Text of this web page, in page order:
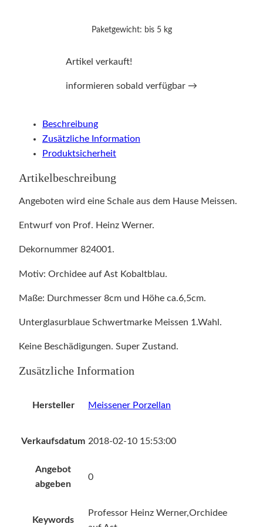
Paketgewicht: bis 5 kg
Artikel verkauft!
informieren sobald verfügbar →
Beschreibung
Zusätzliche Information
Produktsicherheit
Artikelbeschreibung
Angeboten wird eine Schale aus dem Hause Meissen.
Entwurf von Prof. Heinz Werner.
Dekornummer 824001.
Motiv: Orchidee auf Ast Kobaltblau.
Maße: Durchmesser 8cm und Höhe ca.6,5cm.
Unterglasurblaue Schwertmarke Meissen 1.Wahl.
Keine Beschädigungen. Super Zustand.
Zusätzliche Information
Hersteller Meissener Porzellan
Verkaufsdatum 2018-02-10 15:53:00
Angebot
abgeben
0
Keywords
Professor Heinz Werner,Orchidee